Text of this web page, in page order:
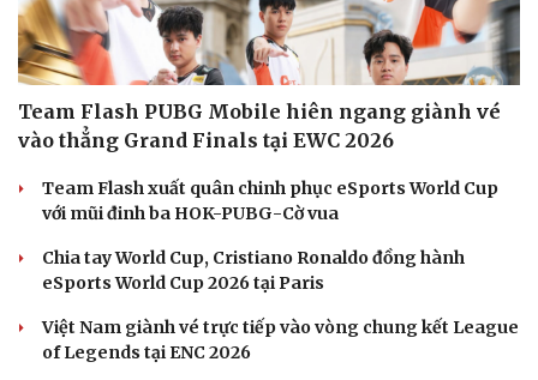
Văn hóa
Sân khấu - Điện ảnh
Văn học
Âm nhạc
Giải trí
Nghệ sĩ
Thời trang
Team Flash PUBG Mobile hiên ngang giành vé
vào thẳng Grand Finals tại EWC 2026
Team Flash xuất quân chinh phục eSports World Cup
với mũi đinh ba HOK-PUBG-Cờ vua
Chia tay World Cup, Cristiano Ronaldo đồng hành
eSports World Cup 2026 tại Paris
Việt Nam giành vé trực tiếp vào vòng chung kết League
of Legends tại ENC 2026